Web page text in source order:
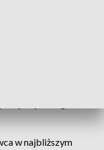
w najbliższym